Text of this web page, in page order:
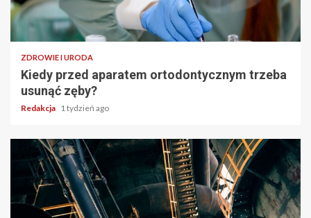
ZDROWIE I URODA
Kiedy przed aparatem ortodontycznym trzeba
usunąć zęby?
Redakcja 1 tydzień ago